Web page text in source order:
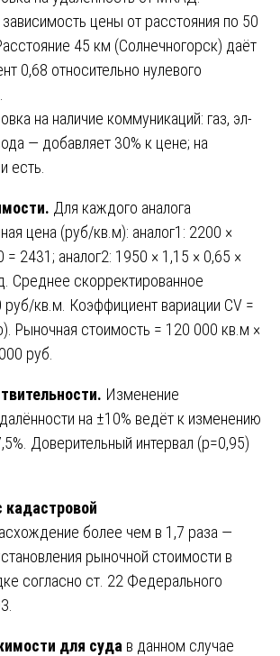
цены от расстояния по 50
45 км (Солнечногорск) даёт
0,68 относительно нулевого
на наличие коммуникаций: газ, эл-
— добавляет 30% к цене; на
есть.
Для каждого аналога
цена (руб/кв.м): аналог1: 2200 ×
= 2431; аналог2: 1950 × 1,15 × 0,65 ×
Среднее скорректированное
руб/кв.м. Коэффициент вариации CV =
Рыночная стоимость = 120 000 кв.м ×
руб.
Изменение
на ±10% ведёт к изменению
Доверительный интервал (p=0,95)
кадастровой
более чем в 1,7 раза —
рыночной стоимости в
согласно ст. 22 Федерального
для суда в данном случае